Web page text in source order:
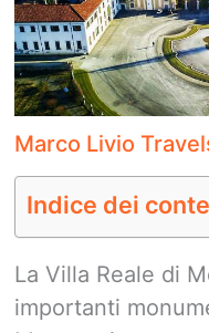
Marco Livio
Indice dei
La Villa Reale di
importanti